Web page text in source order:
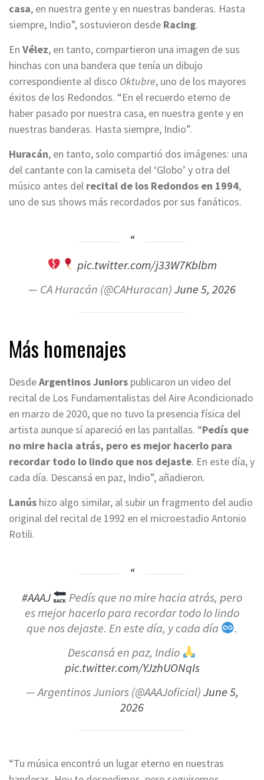
casa, en nuestra gente y en nuestras banderas. Hasta
siempre, Indio”, sostuvieron desde Racing.
En Vélez, en tanto, compartieron una imagen de sus
hinchas con una bandera que tenía un dibujo
correspondiente al disco Oktubre, uno de los mayores
éxitos de los Redondos. “En el recuerdo eterno de
haber pasado por nuestra casa, en nuestra gente y en
nuestras banderas. Hasta siempre, Indio”.
Huracán, en tanto, solo compartió dos imágenes: una
del cantante con la camiseta del ‘Globo’ y otra del
músico antes del recital de los Redondos en 1994,
uno de sus shows más recordados por sus fanáticos.
pic.twitter.com/j33W7Kblbm
— CA Huracán (@CAHuracan)June 5, 2026
Más homenajes
DesdeArgentinos Juniors publicaron un video del
recital de Los Fundamentalistas del Aire Acondicionado
en marzo de 2020, que no tuvo la presencia física del
artista aunque sí apareció en las pantallas. “Pedís que
no mire hacia atrás, pero es mejor hacerlo para
recordar todo lo lindo que nos dejaste. En este día, y
cada día. Descansá en paz, Indio”, añadieron.
Lanús hizo algo similar, al subir un fragmento del audio
original del recital de 1992 en el microestadio Antonio
Rotili.
#AAAJ
Pedís que no mire hacia atrás, pero
es mejor hacerlo para recordar todo lo lindo
que nos dejaste. En este día, y cada día
.
Descansá en paz, Indio
pic.twitter.com/YJzhUONqIs
— Argentinos Juniors (@AAAJoficial)June 5,
2026
“Tu música encontró un lugar eterno en nuestras